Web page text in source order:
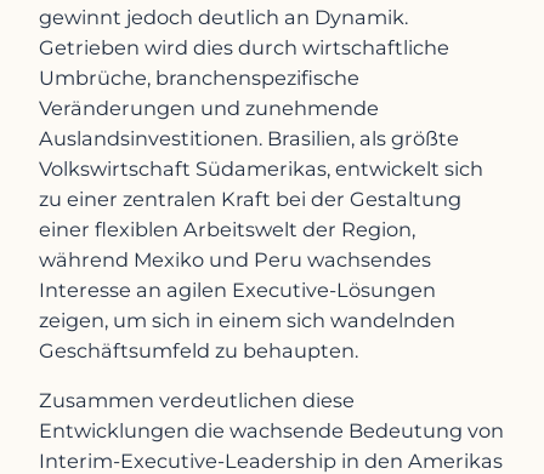
gewinnt jedoch deutlich an Dynamik.
Getrieben wird dies durch wirtschaftliche
Umbrüche, branchenspezifische
Veränderungen und zunehmende
Auslandsinvestitionen. Brasilien, als größte
Volkswirtschaft Südamerikas, entwickelt sich
zu einer zentralen Kraft bei der Gestaltung
einer flexiblen Arbeitswelt der Region,
während Mexiko und Peru wachsendes
Interesse an agilen Executive-Lösungen
zeigen, um sich in einem sich wandelnden
Geschäftsumfeld zu behaupten.
Zusammen verdeutlichen diese
Entwicklungen die wachsende Bedeutung von
Interim-Executive-Leadership in den Amerikas